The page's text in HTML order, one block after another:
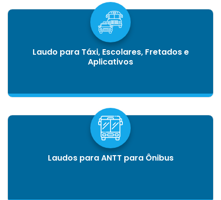
Laudo para Táxi, Escolares, Fretados e
Aplicativos
Laudos para ANTT para Ônibus